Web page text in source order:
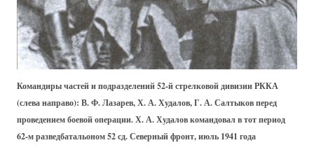
Командиры частей и подразделений 52-й стрелковой дивизии РККА
(слева направо): В. Ф. Лазарев, Х. А. Худалов, Г. А. Салтыков перед
проведением боевой операции. Х. А. Худалов командовал в тот период
62-м разведбатальоном 52 сд. Северный фронт, июль 1941 года